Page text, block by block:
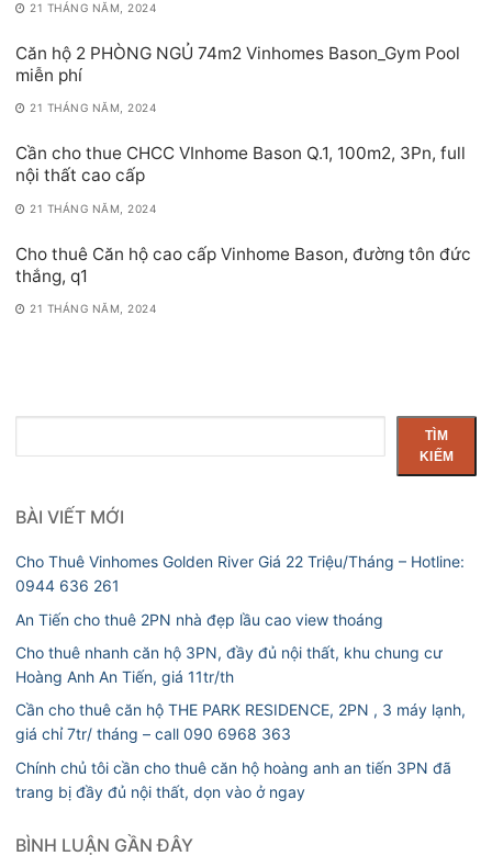
21 THÁNG NĂM, 2024
Căn hộ 2 PHÒNG NGỦ 74m2 Vinhomes Bason_Gym Pool
miễn phí
21 THÁNG NĂM, 2024
Cần cho thue CHCC VInhome Bason Q.1, 100m2, 3Pn, full
nội thất cao cấp
21 THÁNG NĂM, 2024
Cho thuê Căn hộ cao cấp Vinhome Bason, đường tôn đức
thắng, q1
21 THÁNG NĂM, 2024
kiếm
TÌM
KIẾM
BÀI VIẾT MỚI
Cho Thuê Vinhomes Golden River Giá 22 Triệu/Tháng – Hotline:
0944 636 261
An Tiến cho thuê 2PN nhà đẹp lầu cao view thoáng
Cho thuê nhanh căn hộ 3PN, đầy đủ nội thất, khu chung cư
Hoàng Anh An Tiến, giá 11tr/th
Cần cho thuê căn hộ THE PARK RESIDENCE, 2PN , 3 máy lạnh,
giá chỉ 7tr/ tháng – call 090 6968 363
Chính chủ tôi cần cho thuê căn hộ hoàng anh an tiến 3PN đã
trang bị đầy đủ nội thất, dọn vào ở ngay
BÌNH LUẬN GẦN ĐÂY